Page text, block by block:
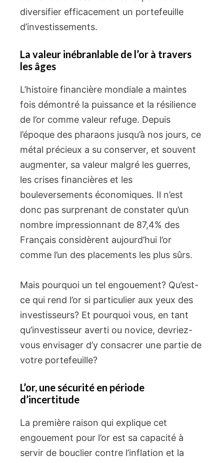
diversifier efficacement un portefeuille
d’investissements.
La valeur inébranlable de l’or à travers
les âges
L’histoire financière mondiale a maintes
fois démontré la puissance et la résilience
de l’or comme valeur refuge. Depuis
l’époque des pharaons jusqu’à nos jours, ce
métal précieux a su conserver, et souvent
augmenter, sa valeur malgré les guerres,
les crises financières et les
bouleversements économiques. Il n’est
donc pas surprenant de constater qu’un
nombre impressionnant de 87,4% des
Français considèrent aujourd’hui l’or
comme l’un des placements les plus sûrs.
Mais pourquoi un tel engouement? Qu’est-
ce qui rend l’or si particulier aux yeux des
investisseurs? Et pourquoi vous, en tant
qu’investisseur averti ou novice, devriez-
vous envisager d’y consacrer une partie de
votre portefeuille?
L’or, une sécurité en période
d’incertitude
La première raison qui explique cet
engouement pour l’or est sa capacité à
servir de bouclier contre l’inflation et la